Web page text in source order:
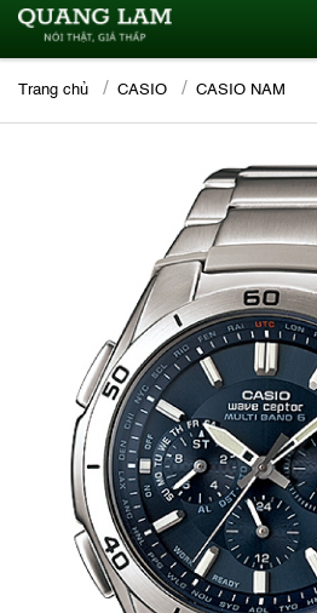
Trang chủ CASIO CASIO NAM